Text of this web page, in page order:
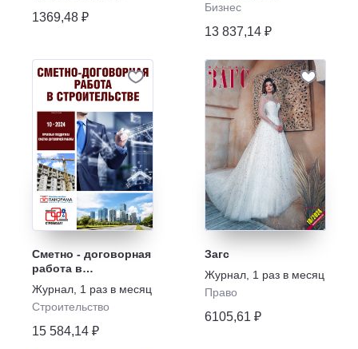
1369,48 ₽
Бизнес
13 837,14 ₽
Сметно - договорная
работа в
строительстве
Журнал 1 раз в месяц
Строительство
15 584,14 ₽
Загс
Журнал 1 раз в месяц
Право
6105,61 ₽